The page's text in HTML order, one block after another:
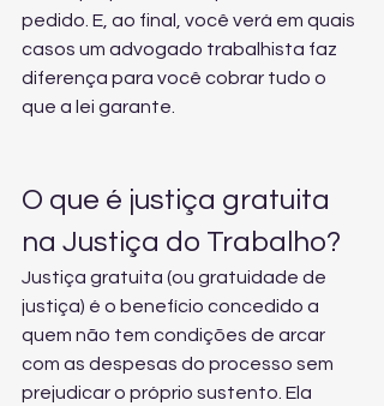
pedido. E, ao final, você verá em quais
casos um advogado trabalhista faz
diferença para você cobrar tudo o
que a lei garante.
O que é justiça gratuita
na Justiça do Trabalho?
Justiça gratuita (ou gratuidade de
justiça) é o benefício concedido a
quem não tem condições de arcar
com as despesas do processo sem
prejudicar o próprio sustento. Ela